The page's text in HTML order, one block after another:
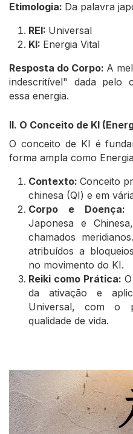
Etimologia: Da palavra
REI: Universal
KI: Energia Vital
Resposta do Corpo: A
indescritível" dada pelo
essa energia.
II. O Conceito de KI
O conceito de KI é
forma ampla como
Contexto:Conceito
chinesa (QI) e em
Corpo e Doença:
Japonesa e
chamados
atribuídos a
no movimento do KI.
Reiki como Prática:
da ativação e
Universal, com o
qualidade de vida.